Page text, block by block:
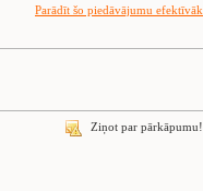
Parādīt šo piedāvājumu efektīvāk
Ziņot par pārkāpumu!